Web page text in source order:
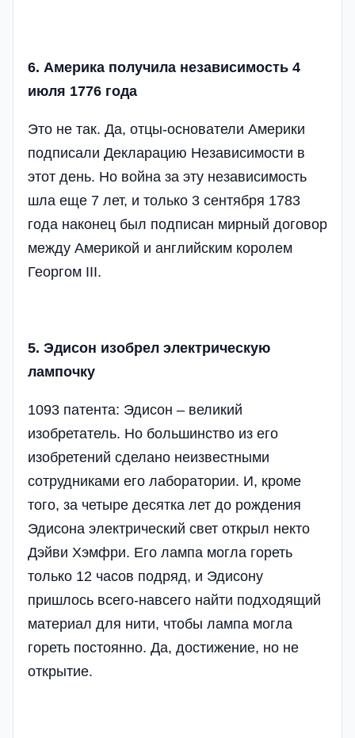
6. Америка получила независимость 4
июля 1776 года
Это не так. Да, отцы-основатели Америки
подписали Декларацию Независимости в
этот день. Но война за эту независимость
шла еще 7 лет, и только 3 сентября 1783
года наконец был подписан мирный договор
между Америкой и английским королем
Георгом III.
5. Эдисон изобрел электрическую
лампочку
1093 патента: Эдисон – великий
изобретатель. Но большинство из его
изобретений сделано неизвестными
сотрудниками его лаборатории. И, кроме
того, за четыре десятка лет до рождения
Эдисона электрический свет открыл некто
Дэйви Хэмфри. Его лампа могла гореть
только 12 часов подряд, и Эдисону
пришлось всего-навсего найти подходящий
материал для нити, чтобы лампа могла
гореть постоянно. Да, достижение, но не
открытие.